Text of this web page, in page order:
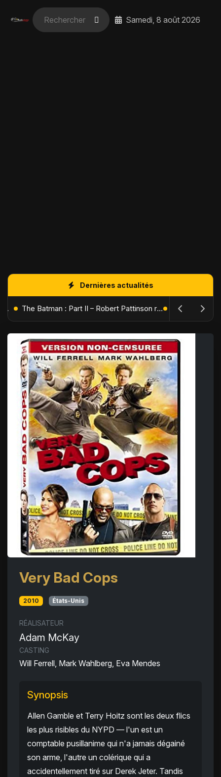
Samedi, 8 août 2026
Dernières actualités
L'Âge de Glace : Le Réveil du Volcan – Manny, Sid et Diego de retour pour une aventure explosive The Batman : Part II – Robert Pattinson replonge dans les ténèbres de Gotham dès octobre 2027
Very Bad Cops
2010 États-Unis
RÉALISATEUR
Adam McKay
CASTING
Will Ferrell, Mark Wahlberg, Eva Mendes
Synopsis
Allen Gamble et Terry Hoitz sont les deux flics
les plus risibles du NYPD — l'un est un
comptable pusillanime qui n'a jamais dégainé
son arme, l'autre un colérique qui a
accidentellement tiré sur Derek Jeter. Tandis